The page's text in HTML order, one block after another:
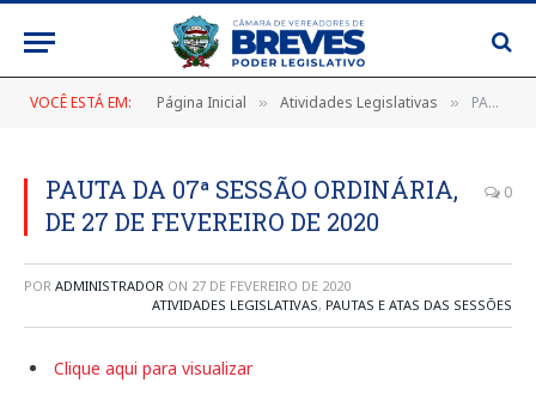
VOCÊ ESTÁ EM: Página Inicial » Atividades Legislativas » PAUTA DA 07ª SESSÃO ORDINÁRIA, DE 27 DE FEVEREIRO DE 2020
PAUTA DA 07ª SESSÃO ORDINÁRIA,
DE 27 DE FEVEREIRO DE 2020
0
POR ADMINISTRADOR ON 27 DE FEVEREIRO DE 2020
ATIVIDADES LEGISLATIVAS, PAUTAS E ATAS DAS SESSÕES
Clique aqui para visualizar